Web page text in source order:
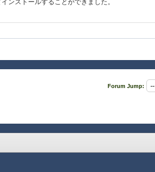
ンストールすることができました。
Forum Jump: